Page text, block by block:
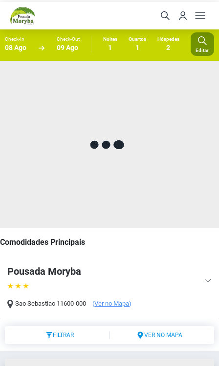
Check-In
08 Ago
Check-Out
09 Ago
Noites
1
Quartos
1
Hóspedes
2 Editar
Pousada Moryba
Sao Sebastiao 11600-000 (Ver no Mapa)
Comodidades Principais
FILTRAR VER NO MAPA